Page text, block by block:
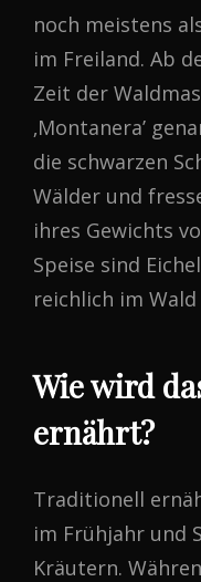
noch meistens
im Freiland. Ab
Zeit der
‚Montanera’
die schwarzen
Wälder und
ihres Gewichts
Speise sind
reichlich im
Wie wird
ernährt?
Traditionell
im Frühjahr und
Kräutern.